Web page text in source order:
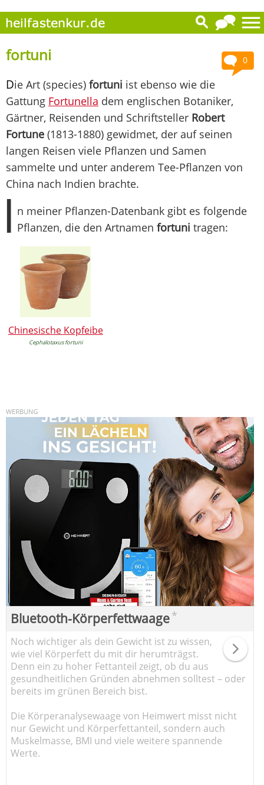
0
fortuni
Die Art (species) fortuni ist ebenso wie die
Gattung Fortunella dem englischen Botaniker,
Gärtner, Reisenden und Schriftsteller Robert
Fortune (1813-1880) gewidmet, der auf seinen
langen Reisen viele Pflanzen und Samen
sammelte und unter anderem Tee-Pflanzen von
China nach Indien brachte.
I n meiner Pflanzen-Datenbank gibt es folgende
Pflanzen, die den Artnamen fortuni tragen:
Chinesische Kopfeibe
Cephalotaxus fortuni
Bluetooth-Körperfettwaage*
Noch wichtiger als dein Gewicht ist zu wissen,
wie viel Körperfett du mit dir herumträgst.
Denn ein zu hoher Fettanteil zeigt, ob du aus
gesundheitlichen Gründen abnehmen solltest – oder
bereits im grünen Bereich bist.
Die Körperanalysewaage von Heimwert misst nicht
nur Gewicht und Körperfettanteil, sondern auch
Muskelmasse, BMI und viele weitere spannende
Werte.